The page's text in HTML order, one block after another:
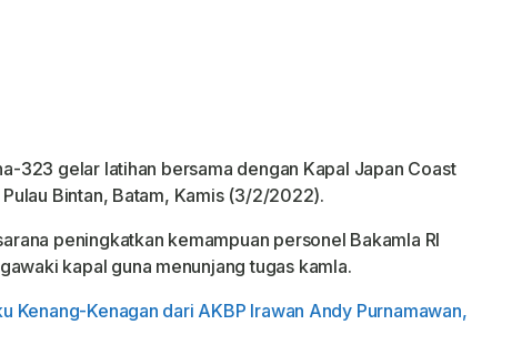
323 gelar latihan bersama dengan Kapal Japan Coast
Bintan, Batam, Kamis (3/2/2022).
peningkatkan kemampuan personel Bakamla RI
kapal guna menunjang tugas kamla.
Kenang-Kenagan dari AKBP Irawan Andy Purnamawan,